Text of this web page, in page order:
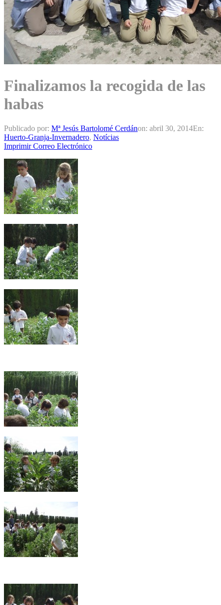
Finalizamos la recogida de las
habas
Publicado por: Mª Jesús Bartolomé Cerdánon: abril 30, 2014En:
Huerto-Granja-Invernadero, Notícias
Imprimir Correo Electrónico